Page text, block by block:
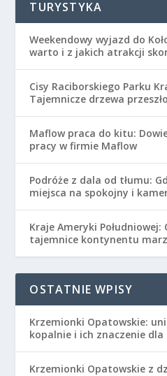
TURYSTYKA
Weekendowy wyjazd do
warto i z jakich atrakcji
Cisy Raciborskiego Parku
Tajemnicze drzewa
Maflow praca do kitu:
pracy w firmie Maflow
Podróże z dala od tłumu:
miejsca na spokojny i
Kraje Ameryki
tajemnice kontynentu
OSTATNIE WPISY
Krzemionki Opatowskie:
kopalnie i ich znaczenie
Krzemionki Opatowskie z